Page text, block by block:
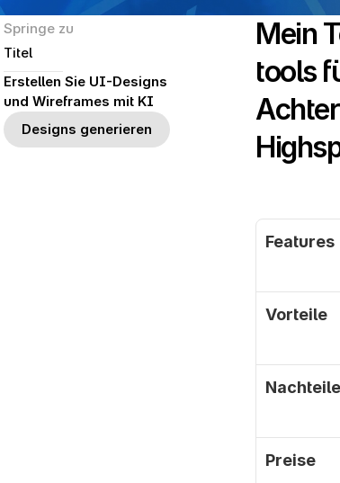
Springe zu
Titel
Erstellen Sie UI-Designs
und Wireframes mit KI
Designs generieren
Mein
tools
Features
Vorteile
Nachteile
Preise